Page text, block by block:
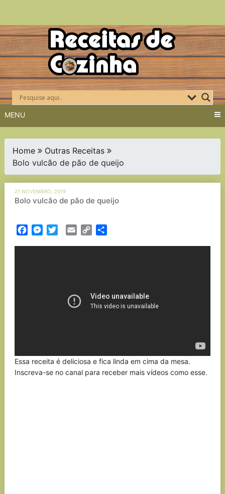
Skip
to
content
MENU
Home
Outras Receitas
Bolo vulcão de pão de queijo
21 NOVEMBRO, 2019
Bolo vulcão de pão de queijo
FacebookMessenger
TwitterEmail Copy
Essa receita é deliciosa e fica linda em cima da mesa.
Inscreva-se no canal para receber mais vídeos como esse.